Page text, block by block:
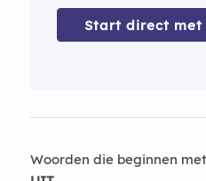
Start direct met
Woorden die beginnen